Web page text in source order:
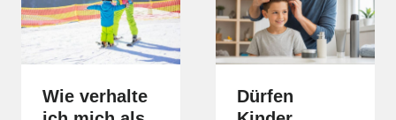
Wie verhalte
Dürfen